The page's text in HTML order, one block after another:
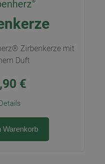
Zirbenkerze mit
Duft
€